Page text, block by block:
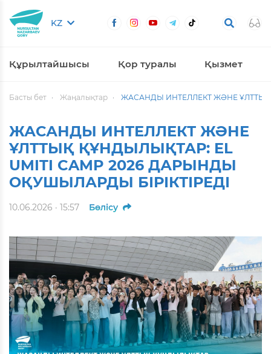
KZ
Құрылтайшысы Қор туралы Қызмет
Басты бет Жаңалықтар ЖАСАНДЫ ИНТЕЛЛЕКТ ЖӘНЕ ҰЛТТЫҚ
ЖАСАНДЫ ИНТЕЛЛЕКТ ЖӘНЕ
ҰЛТТЫҚ ҚҰНДЫЛЫҚТАР: EL
UMITI CAMP 2026 ДАРЫНДЫ
ОҚУШЫЛАРДЫ БІРІКТІРЕДІ
10.06.2026 · 15:57 Бөлісу